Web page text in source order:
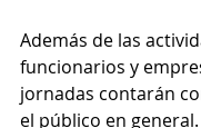
Además de las
funcionarios y
jornadas contarán
el público en